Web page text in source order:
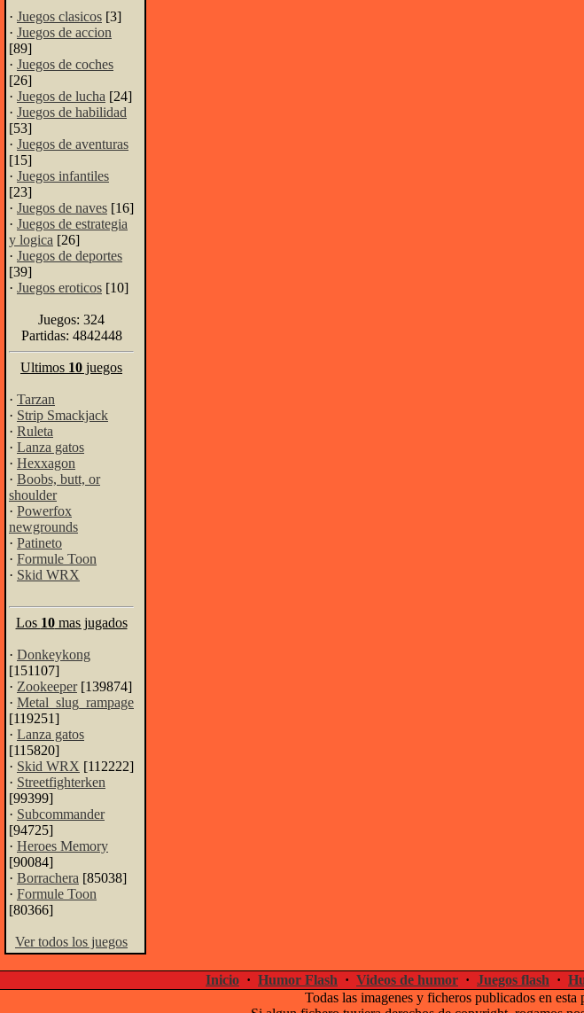
· Juegos clasicos [3]
· Juegos de accion
[89]
· Juegos de coches
[26]
· Juegos de lucha [24]
· Juegos de habilidad
[53]
· Juegos de aventuras
[15]
· Juegos infantiles
[23]
· Juegos de naves [16]
· Juegos de estrategia
y logica [26]
· Juegos de deportes
[39]
· Juegos eroticos [10]
Juegos: 324
Partidas: 4842448
Ultimos 10 juegos
· Tarzan
· Strip Smackjack
· Ruleta
· Lanza gatos
· Hexxagon
· Boobs, butt, or
shoulder
· Powerfox
newgrounds
· Patineto
· Formule Toon
· Skid WRX
Los 10mas jugados
· Donkeykong
[151107]
· Zookeeper[139874]
· Metal_slug_rampage
[119251]
· Lanza gatos
[115820]
· Skid WRX [112222]
· Streetfighterken
[99399]
· Subcommander
[94725]
· Heroes Memory
[90084]
· Borrachera [85038]
· Formule Toon
[80366]
Ver todos los juegos
Inicio · Humor Flash · Videos de humor · Juegos flash ·
Todas las imagenes y ficheros publicados en